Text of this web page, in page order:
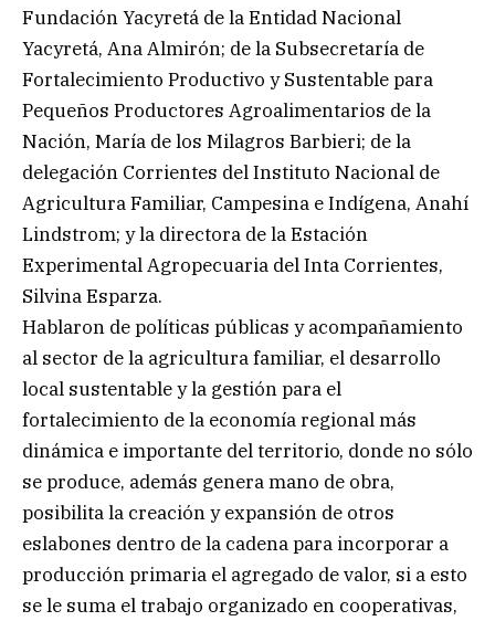
Fundación Yacyretá de la Entidad Nacional
Yacyretá, Ana Almirón; de la Subsecretaría de
Fortalecimiento Productivo y Sustentable para
Pequeños Productores Agroalimentarios de la
Nación, María de los Milagros Barbieri; de la
delegación Corrientes del Instituto Nacional de
Agricultura Familiar, Campesina e Indígena, Anahí
Lindstrom; y la directora de la Estación
Experimental Agropecuaria del Inta Corrientes,
Silvina Esparza.
Hablaron de políticas públicas y acompañamiento
al sector de la agricultura familiar, el desarrollo
local sustentable y la gestión para el
fortalecimiento de la economía regional más
dinámica e importante del territorio, donde no sólo
se produce, además genera mano de obra,
posibilita la creación y expansión de otros
eslabones dentro de la cadena para incorporar a
producción primaria el agregado de valor, si a esto
se le suma el trabajo organizado en cooperativas,